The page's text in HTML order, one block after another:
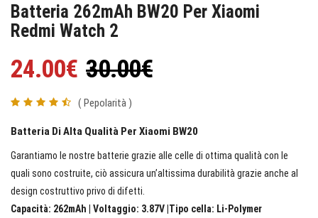
Batteria 262mAh BW20 Per Xiaomi
Redmi Watch 2
24.00€ 30.00€
( Pepolarità )
Batteria Di Alta Qualità Per Xiaomi BW20
Garantiamo le nostre batterie grazie alle celle di ottima qualità con le
quali sono costruite, ciò assicura un’altissima durabilità grazie anche al
design costruttivo privo di difetti.
Capacità: 262mAh | Voltaggio: 3.87V |Tipo cella: Li-Polymer